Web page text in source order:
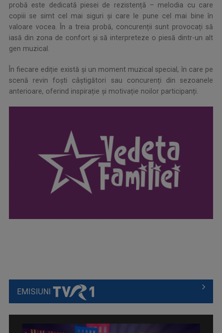
probă este dedicată piesei de rezistență – melodia cu care
copiii se simt cel mai siguri și care le pune cel mai bine în
valoare vocea. În a treia probă, concurenții sunt provocați să
iasă din zona de confort și să interpreteze o piesă dintr-un alt
gen muzical.
În fiecare ediție există și un moment muzical special, în care pe
scenă revin foști câștigători sau concurenți din sezoanele
anterioare, oferind inspirație și motivație noilor participanți.
EMISIUNI